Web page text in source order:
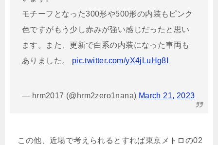
モチーフとなった300形や500形の内装もピンク
色ですがもう少し赤みが強い感じだったと思い
ます。また、更新で白系の内装になった車両も
ありました。 pic.twitter.com/yX4jLuHg8I
— hrm2017 (@hrm2zero1nana) March 21, 2023
この他、近場で考えられるとすれば東京メトロの02